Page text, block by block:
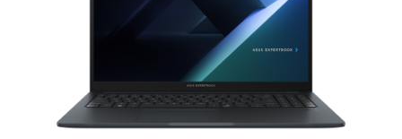
Autentificare